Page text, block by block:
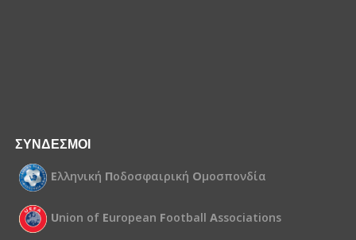
ΣΥΝΔΕΣΜΟΙ
Ελληνική Ποδοσφαιρική Ομοσπονδία
Union of European Football Associations